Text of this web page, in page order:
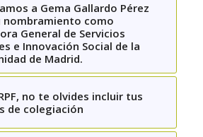
a Gema Gallardo Pérez
nombramiento como
General de Servicios
e Innovación Social de la
de Madrid.
no te olvides incluir tus
de colegiación